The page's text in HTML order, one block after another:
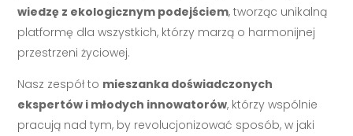
wiedzę z ekologicznym podejściem, tworząc unikalną
platformę dla wszystkich, którzy marzą o harmonijnej
przestrzeni życiowej.
Nasz zespół to mieszanka doświadczonych
ekspertów i młodych innowatorów, którzy wspólnie
pracują nad tym, by revolucjonizować sposób, w jaki